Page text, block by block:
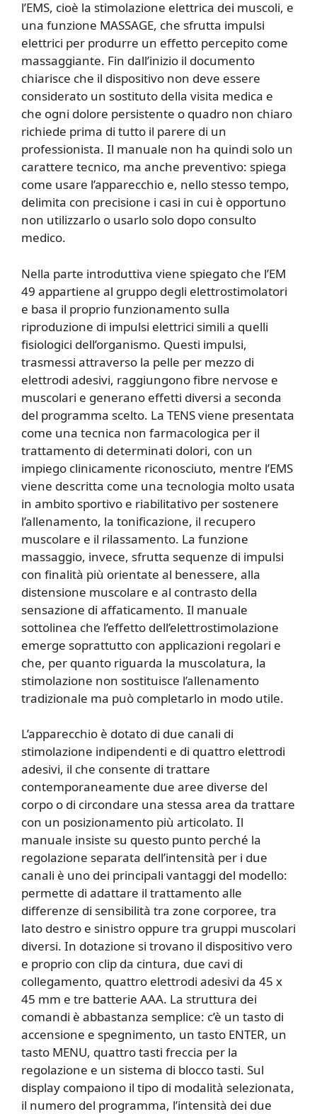
l’EMS, cioè la stimolazione elettrica dei muscoli, e
una funzione MASSAGE, che sfrutta impulsi
elettrici per produrre un effetto percepito come
massaggiante. Fin dall’inizio il documento
chiarisce che il dispositivo non deve essere
considerato un sostituto della visita medica e
che ogni dolore persistente o quadro non chiaro
richiede prima di tutto il parere di un
professionista. Il manuale non ha quindi solo un
carattere tecnico, ma anche preventivo: spiega
come usare l’apparecchio e, nello stesso tempo,
delimita con precisione i casi in cui è opportuno
non utilizzarlo o usarlo solo dopo consulto
medico.
Nella parte introduttiva viene spiegato che l’EM
49 appartiene al gruppo degli elettrostimolatori
e basa il proprio funzionamento sulla
riproduzione di impulsi elettrici simili a quelli
fisiologici dell’organismo. Questi impulsi,
trasmessi attraverso la pelle per mezzo di
elettrodi adesivi, raggiungono fibre nervose e
muscolari e generano effetti diversi a seconda
del programma scelto. La TENS viene presentata
come una tecnica non farmacologica per il
trattamento di determinati dolori, con un
impiego clinicamente riconosciuto, mentre l’EMS
viene descritta come una tecnologia molto usata
in ambito sportivo e riabilitativo per sostenere
l’allenamento, la tonificazione, il recupero
muscolare e il rilassamento. La funzione
massaggio, invece, sfrutta sequenze di impulsi
con finalità più orientate al benessere, alla
distensione muscolare e al contrasto della
sensazione di affaticamento. Il manuale
sottolinea che l’effetto dell’elettrostimolazione
emerge soprattutto con applicazioni regolari e
che, per quanto riguarda la muscolatura, la
stimolazione non sostituisce l’allenamento
tradizionale ma può completarlo in modo utile.
L’apparecchio è dotato di due canali di
stimolazione indipendenti e di quattro elettrodi
adesivi, il che consente di trattare
contemporaneamente due aree diverse del
corpo o di circondare una stessa area da trattare
con un posizionamento più articolato. Il
manuale insiste su questo punto perché la
regolazione separata dell’intensità per i due
canali è uno dei principali vantaggi del modello:
permette di adattare il trattamento alle
differenze di sensibilità tra zone corporee, tra
lato destro e sinistro oppure tra gruppi muscolari
diversi. In dotazione si trovano il dispositivo vero
e proprio con clip da cintura, due cavi di
collegamento, quattro elettrodi adesivi da 45 x
45 mm e tre batterie AAA. La struttura dei
comandi è abbastanza semplice: c’è un tasto di
accensione e spegnimento, un tasto ENTER, un
tasto MENU, quattro tasti freccia per la
regolazione e un sistema di blocco tasti. Sul
display compaiono il tipo di modalità selezionata,
il numero del programma, l’intensità dei due